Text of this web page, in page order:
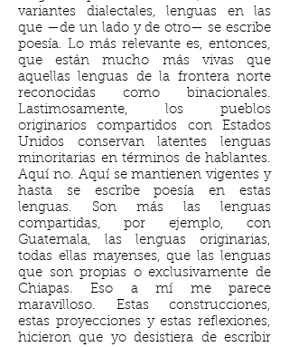
variantes dialectales, lenguas en las
que —de un lado y de otro— se escribe
poesía. Lo más relevante es, entonces,
que están mucho más vivas que
aquellas lenguas de la frontera norte
reconocidas como binacionales.
Lastimosamente, los pueblos
originarios compartidos con Estados
Unidos conservan latentes lenguas
minoritarias en términos de hablantes.
Aquí no. Aquí se mantienen vigentes y
hasta se escribe poesía en estas
lenguas. Son más las lenguas
compartidas, por ejemplo, con
Guatemala, las lenguas originarias,
todas ellas mayenses, que las lenguas
que son propias o exclusivamente de
Chiapas. Eso a mí me parece
maravilloso. Estas construcciones,
estas proyecciones y estas reflexiones,
hicieron que yo desistiera de escribir